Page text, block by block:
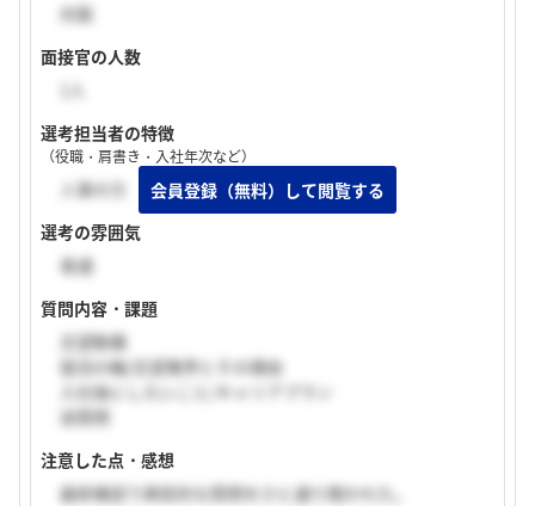
対面
面接官の人数
選考担当者の特徴
（役職・肩書き・入社年次など）
人事の方
選考の雰囲気
普通
質問内容・課題
志望動機
就活の軸/志望業界とその理由
入社後にしたいこと/キャリアプラン
逆質問
注意した点・感想
最終確認で典型的な質問をひと通り聞かれた。